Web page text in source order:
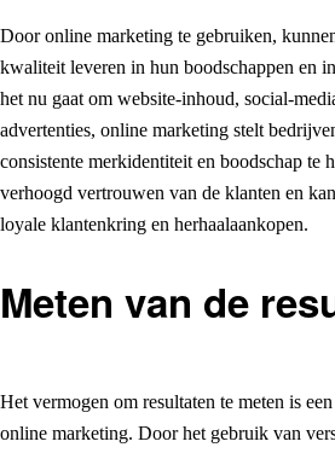
Door online marketing te gebruiken,
kwaliteit leveren in hun boodschappen en
het nu gaat om website-inhoud, social-
advertenties, online marketing stelt
consistente merkidentiteit en boodschap te
verhoogd vertrouwen van de klanten en
loyale klantenkring en herhaalaankopen.
Meten van de
Het vermogen om resultaten te meten is
online marketing. Door het gebruik van